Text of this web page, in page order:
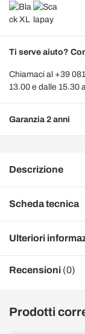
Ti serve aiuto?
Chiamaci al +39
13.00 e dalle 15.30
Garanzia 2 anni
Descrizione
Scheda tecnica
Ulteriori
Recensioni (0)
Prodotti